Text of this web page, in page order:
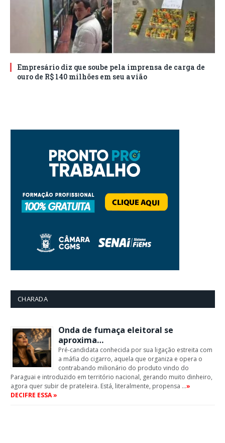
Empresário diz que soube pela imprensa de carga de
ouro de R$ 140 milhões em seu avião
CHARADA
Onda de fumaça eleitoral se
aproxima…
Pré-candidata conhecida por sua ligação estreita com
a máfia do cigarro, aquela que organiza e opera o
contrabando milionário do produto vindo do
Paraguai e introduzido em território nacional, gerando muito dinheiro,
agora quer subir de prateleira. Está, literalmente, propensa …»
DECIFRE ESSA »